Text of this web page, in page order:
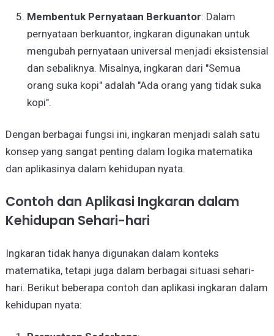
Membentuk Pernyataan Berkuantor: Dalam
pernyataan berkuantor, ingkaran digunakan untuk
mengubah pernyataan universal menjadi eksistensial
dan sebaliknya. Misalnya, ingkaran dari "Semua
orang suka kopi" adalah "Ada orang yang tidak suka
kopi".
Dengan berbagai fungsi ini, ingkaran menjadi salah satu
konsep yang sangat penting dalam logika matematika
dan aplikasinya dalam kehidupan nyata.
Contoh dan Aplikasi Ingkaran dalam
Kehidupan Sehari-hari
Ingkaran tidak hanya digunakan dalam konteks
matematika, tetapi juga dalam berbagai situasi sehari-
hari. Berikut beberapa contoh dan aplikasi ingkaran dalam
kehidupan nyata: